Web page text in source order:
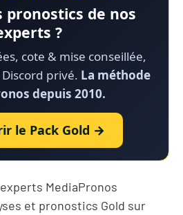
pronostics de nos
?
cote & mise conseillée,
privé. La méthode
depuis 2010.
le Pack Gold →
MediaPronos
et pronostics Gold sur